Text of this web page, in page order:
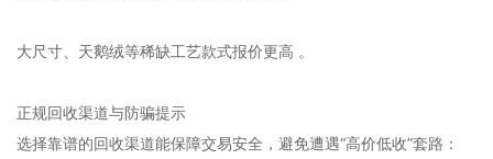
大尺寸、天鹅绒等稀缺工艺款式报价更高 。‌‌
正规回收渠道与防骗提示
选择靠谱的回收渠道能保障交易安全，避免遭遇“高价低收”套路：